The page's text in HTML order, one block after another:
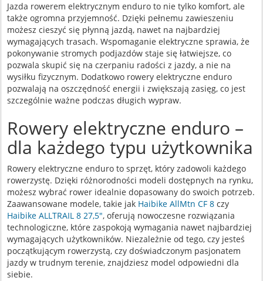
Jazda rowerem elektrycznym enduro to nie tylko komfort, ale
także ogromna przyjemność. Dzięki pełnemu zawieszeniu
możesz cieszyć się płynną jazdą, nawet na najbardziej
wymagających trasach. Wspomaganie elektryczne sprawia, że
pokonywanie stromych podjazdów staje się łatwiejsze, co
pozwala skupić się na czerpaniu radości z jazdy, a nie na
wysiłku fizycznym. Dodatkowo rowery elektryczne enduro
pozwalają na oszczędność energii i zwiększają zasięg, co jest
szczególnie ważne podczas długich wypraw.
Rowery elektryczne enduro –
dla każdego typu użytkownika
Rowery elektryczne enduro to sprzęt, który zadowoli każdego
rowerzystę. Dzięki różnorodności modeli dostępnych na rynku,
możesz wybrać rower idealnie dopasowany do swoich potrzeb.
Zaawansowane modele, takie jak Haibike AllMtn CF 8 czy
Haibike ALLTRAIL 8 27,5", oferują nowoczesne rozwiązania
technologiczne, które zaspokoją wymagania nawet najbardziej
wymagających użytkowników. Niezależnie od tego, czy jesteś
początkującym rowerzystą, czy doświadczonym pasjonatem
jazdy w trudnym terenie, znajdziesz model odpowiedni dla
siebie.